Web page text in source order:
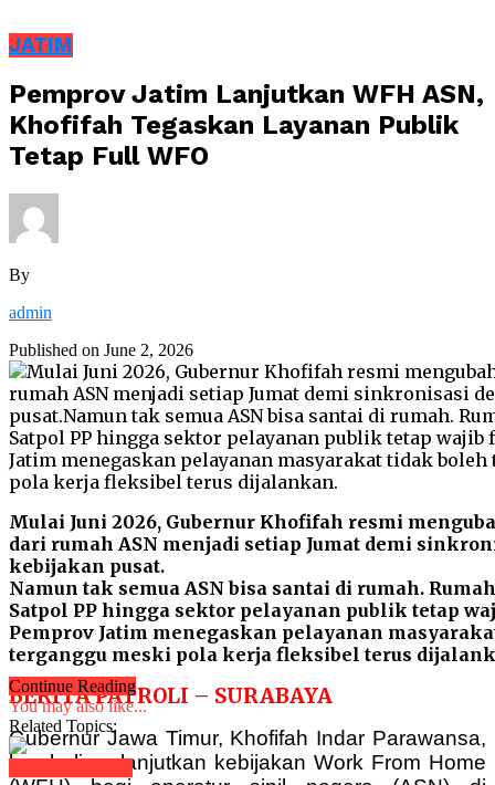
JATIM
Pemprov Jatim Lanjutkan WFH ASN,
Khofifah Tegaskan Layanan Publik
Tetap Full WFO
By
admin
Published on June 2, 2026
Mulai Juni 2026, Gubernur Khofifah resmi
dari rumah ASN menjadi setiap Jumat demi
kebijakan pusat.
Namun tak semua ASN bisa santai di rumah.
Satpol PP hingga sektor pelayanan publik tetap
Pemprov Jatim menegaskan pelayanan
terganggu meski pola kerja fleksibel terus
BERITA PATROLI – SURABAYA
Gubernur Jawa Timur, Khofifah Indar Parawansa,
kembali melanjutkan kebijakan Work From Home
Continue Reading
You may also like...
Related Topics: